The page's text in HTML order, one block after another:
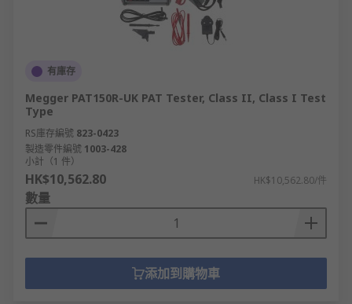
有庫存
Megger PAT150R-UK PAT Tester, Class II, Class I Test
Type
RS庫存編號 823-0423
製造零件編號 1003-428
小計（1 件）
HK$10,562.80 HK$10,562.80/件
數量
添加到購物車